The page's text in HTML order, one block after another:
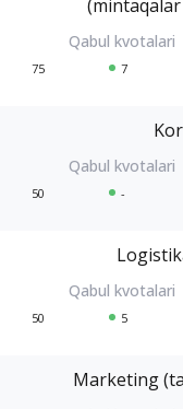
75 7
50 -
50 5
Marketing